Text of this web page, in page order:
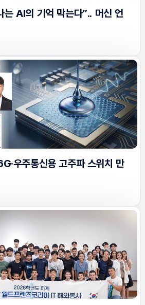
는 AI의 기억 막는다”.. 머신 언
우주통신용 고주파 스위치 만